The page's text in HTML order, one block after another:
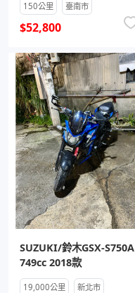
150公里 臺南市
$52,800
SUZUKI/鈴木GSX-S750A
749cc 2018款
19,000公里 新北市